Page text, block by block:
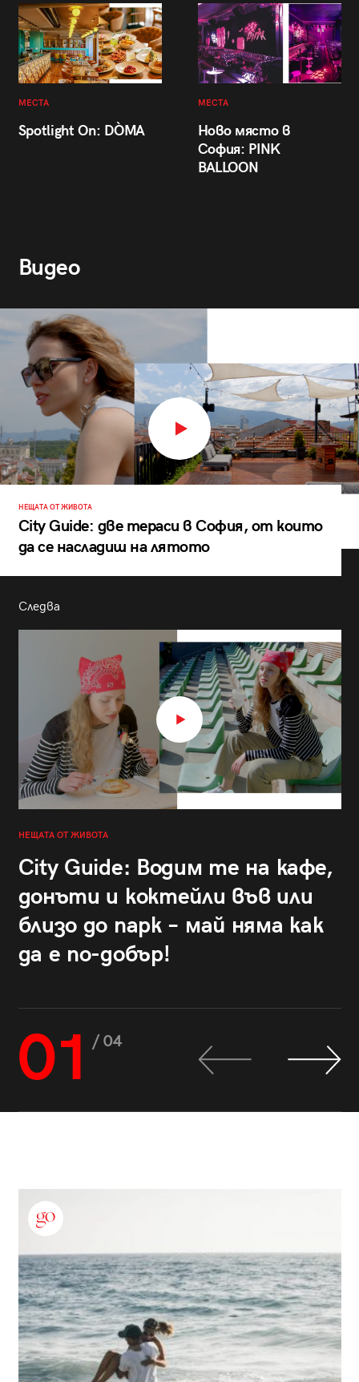
МЕСТА
Spotlight On: DÒMA
МЕСТА
Ново място в
София: PINK
BALLOON
Видео
НЕЩАТА ОТ ЖИВОТА
City Guide: две тераси в София, от които
да се насладиш на лятото
Следва
НЕЩАТА ОТ ЖИВОТА
City Guide: Водим те на кафе,
донъти и коктейли във или
близо до парк – май няма как
да е по-добър!
01 / 04